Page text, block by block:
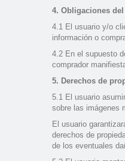
4. Obligaciones
4.1 El usuario y/o
información o
4.2 En el supuesto
comprador
5. Derechos de
5.1 El usuario
sobre las imágenes
El usuario
derechos de
de los eventuales